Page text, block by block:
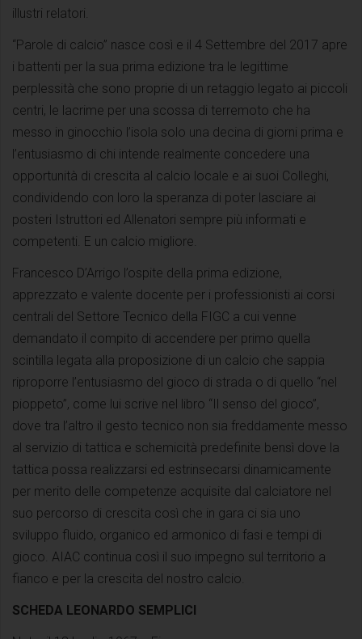
illustri relatori.
“Parole di calcio” nasce così e il 4 Settembre del 2017 apre
i battenti per la sua prima edizione tra le legittime
perplessità che sono proprie di un retaggio legato ai piccoli
centri, le lacrime per una scossa di terremoto che ha
messo in ginocchio l’isola solo una decina di giorni prima e
l’entusiasmo di chi intende realmente concedere una
opportunità di crescita al calcio locale e ai suoi Colleghi,
condividendo con loro la speranza di poter lasciare ai
posteri Istruttori ed Allenatori sempre più informati e
competenti. E un calcio migliore.
Francesco D’Arrigo l’ospite della prima edizione,
apprezzato e valente docente per i professionisti ai corsi
centrali del Settore Tecnico della FIGC a cui venne
demandato il compito di accendere per primo quella
scintilla legata alla proposizione di un calcio che sappia
riproporre l’entusiasmo del gioco di strada o di quello “nel
pioppeto”, come lui scrive nel libro “Il senso del gioco”,
dove tra l’altro il gesto tecnico non sia freddamente messo
al servizio di tattica e schemicità predefinite bensì dove la
tattica possa realizzarsi ed estrinsecarsi dinamicamente
per merito delle competenze acquisite dal calciatore nel
suo percorso di crescita così che in gara ci sia uno
sviluppo fluido, organico ed armonico di fasi e tempi di
gioco. AIAC continua così il suo impegno sul territorio a
fianco e per la crescita del nostro calcio.
SCHEDA LEONARDO SEMPLICI